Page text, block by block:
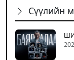
Сүүлийн